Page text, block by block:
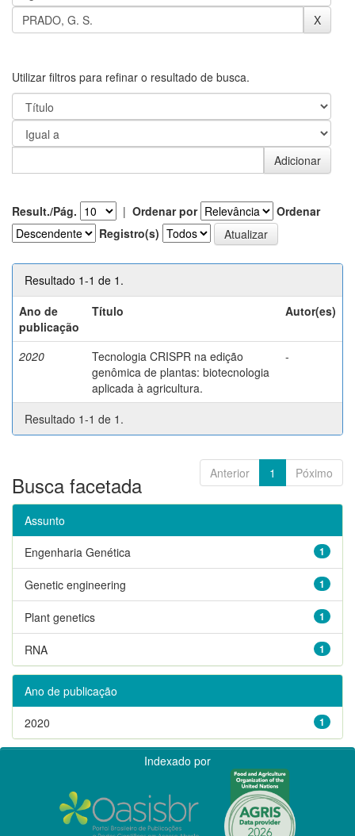
Utilizar filtros para refinar o resultado de busca.
Result./Pág. | Ordenar por
Ordenar
Registro(s)
Resultado 1-1 de 1.
Ano de
publicação
Título Autor(es)
2020
Tecnologia CRISPR na edição
genômica de plantas: biotecnologia
aplicada à agricultura.
-
Resultado 1-1 de 1.
Anterior 1 Póximo
Busca facetada
Assunto
1
Engenharia Genética
1
Genetic engineering
1
Plant genetics
1
RNA
Ano de publicação
1
2020
Indexado por